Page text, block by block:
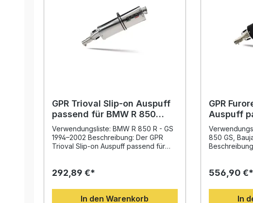
GPR Trioval Slip-on Auspuff
passend für BMW R 850
R/GS 1994-2002
Verwendungsliste: BMW R 850 R - GS
1994–2002 Beschreibung: Der GPR
Trioval Slip-on Auspuff passend für
hochwertige Materialien und eine
homologierte Auspuff ist nach ECE-
Norm zugelassen und wird inklusive
292,89 €*
In den Warenkorb
GPR
Auspuff
850 R/GS
850 GS,
für BMW R
langjährigen
Motorrad-
556,90 €*
In